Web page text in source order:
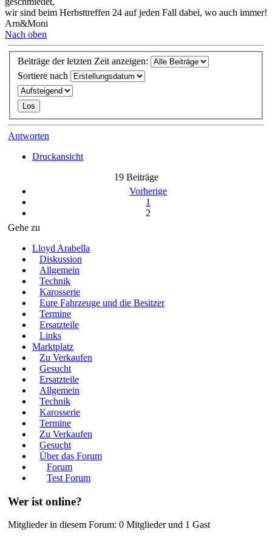
wir sind beim Herbsttreffen 24 auf jeden Fall dabei, wo auch immer!
Arn&Moni
Nach oben
Beiträge der letzten Zeit anzeigen:
Sortiere nach
Antworten
Druckansicht
19 Beiträge
Vorherige
1
2
Gehe zu
Lloyd Arabella
Diskussion
Allgemein
Technik
Karosserie
Eure Fahrzeuge und die Besitzer
Termine
Ersatzteile
Links
Marktplatz
Zu Verkaufen
Gesucht
Ersatzteile
Allgemein
Technik
Karosserie
Termine
Zu Verkaufen
Gesucht
Über das Forum
Forum
Test Forum
Wer ist online?
Mitglieder in diesem Forum: 0 Mitglieder und 1 Gast